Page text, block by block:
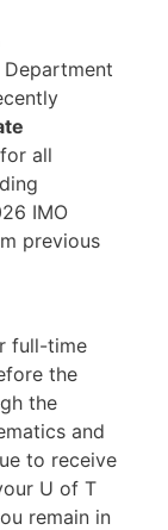
all
IMO
previous
full-time
the
the
and
to receive
U of T
remain in